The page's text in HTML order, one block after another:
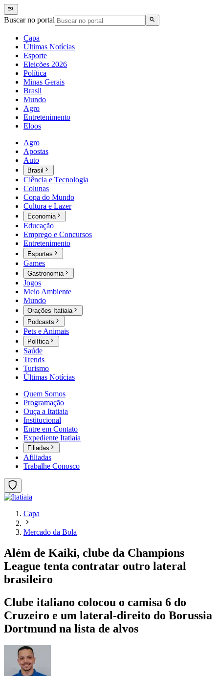
Buscar no portal
Capa
Últimas Notícias
Esporte
Eleições 2026
Política
Minas Gerais
Brasil
Mundo
Agro
Entretenimento
Eloos
Agro
Apostas
Auto
Brasil
Ciência e Tecnologia
Colunas
Copa do Mundo
Cultura e Lazer
Economia
Educação
Emprego e Concursos
Entretenimento
Esportes
Games
Gastronomia
Jogos
Meio Ambiente
Mundo
Orações Itatiaia
Podcasts
Pets e Animais
Política
Saúde
Trends
Turismo
Últimas Notícias
Quem Somos
Programação
Ouça a Itatiaia
Institucional
Entre em Contato
Expediente Itatiaia
Filiadas
Afiliadas
Trabalhe Conosco
Capa
Mercado da Bola
Além de Kaiki, clube da Champions
League tenta contratar outro lateral
brasileiro
Clube italiano colocou o camisa 6 do
Cruzeiro e um lateral-direito do Borussia
Dortmund na lista de alvos